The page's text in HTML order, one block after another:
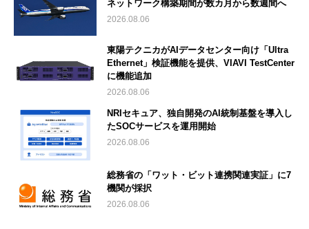
ネットワーク構築期間が数カ月から数週間へ
2026.08.06
東陽テクニカがAIデータセンター向け「Ultra
Ethernet」検証機能を提供、VIAVI TestCenter
に機能追加
2026.08.06
NRIセキュア、独自開発のAI統制基盤を導入し
たSOCサービスを運用開始
2026.08.06
総務省の「ワット・ビット連携関連実証」に7
機関が採択
2026.08.06